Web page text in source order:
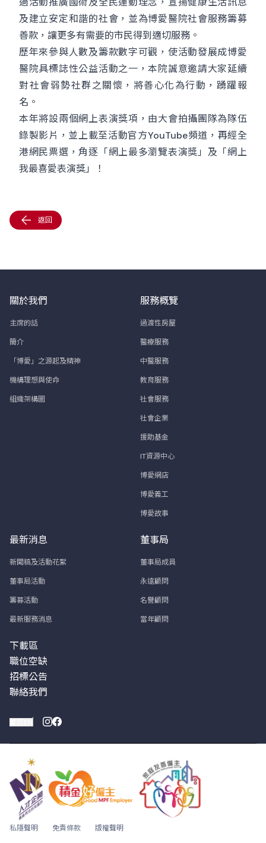
及建立安定和諧的社會，並為博愛醫院社會服務籌募
善款，讓更多有需要的市民得到適切服務。
歷年來參與人數及籌款數字可觀，使活動發展成博愛
醫院具標誌性公益活動之一，本院誠意邀請大家延續
對社會弱勢社群之關懷，將善心化為行動，踴躍報
名。
本年將設兩個網上表演獎項，由大會拍攝團隊為隊伍
錄製影片，並上載至活動官方YouTube頻道，再經全
港網民票選，角逐「網上最多瀏覽表演獎」及「網上
我最喜愛表演獎」！
返回
關於我們
主席的話
簡介
「博愛」之源起及精神
機構理想與使命
組織架構圖
服務概覽
過渡性房屋
醫療服務
中醫服務
教育服務
社會服務
社會企業
援助基金
IT資源中心
博愛網店
博愛義工
博愛故事
最新消息
新聞稿及活動花絮
董事局活動
籌募活動
最新服務消息
董事局
董事局成員
永遠顧問
名譽顧問
當年顧問
下載區
職位空缺
招標公告
聯絡我們
私隱聲明 免責條款 版權聲明